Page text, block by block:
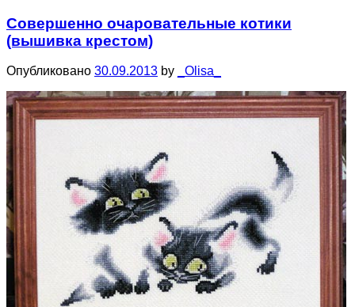
Совершенно очаровательные котики
(вышивка крестом)
Опубликовано 30.09.2013 by _Olisa_